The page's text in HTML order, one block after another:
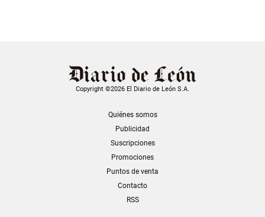
Copyright ©2026 El Diario de León S.A.
Quiénes somos
Publicidad
Suscripciones
Promociones
Puntos de venta
Contacto
RSS